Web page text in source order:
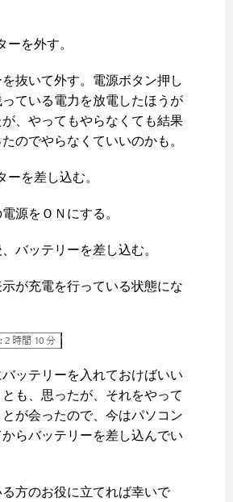
ーを外す。
抜いて外す。電源ボタン押し
ている電力を放電したほうが
、やってもやらなくても結果
のでやらなくていいのかも。
ーを差し込む。
源をＯＮにする。
バッテリーを差し込む。
が充電を行っている状態にな
ッテリーを入れておけばいい
も、思ったが、それをやって
が会ったので、今はパソコン
らバッテリーを差し込んでい
る方のお役に立てれば幸いで